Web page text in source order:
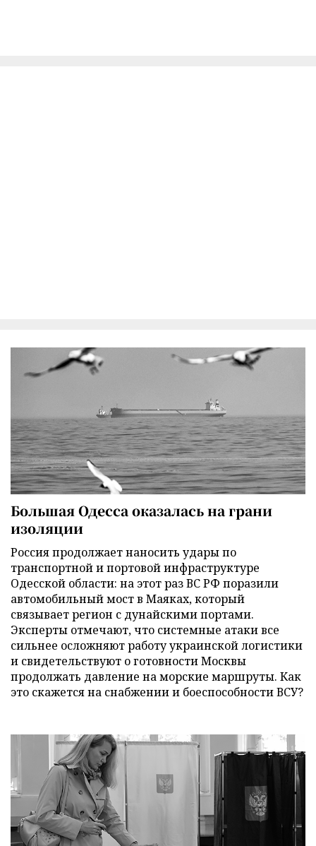
Большая Одесса оказалась на грани
изоляции
Россия продолжает наносить удары по
транспортной и портовой инфраструктуре
Одесской области: на этот раз ВС РФ поразили
автомобильный мост в Маяках, который
связывает регион с дунайскими портами.
Эксперты отмечают, что системные атаки все
сильнее осложняют работу украинской логистики
и свидетельствуют о готовности Москвы
продолжать давление на морские маршруты. Как
это скажется на снабжении и боеспособности ВСУ?